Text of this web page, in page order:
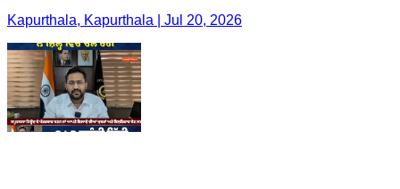
Kapurthala, Kapurthala | Jul 20, 2026